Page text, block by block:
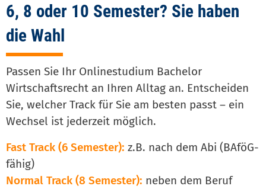
6, 8 oder 10 Semester? Sie haben
die Wahl
Passen Sie Ihr Onlinestudium Bachelor
Wirtschaftsrecht an Ihren Alltag an. Entscheiden
Sie, welcher Track für Sie am besten passt – ein
Wechsel ist jederzeit möglich.
Fast Track (6 Semester): z.B. nach dem Abi (BAföG-
fähig)
Normal Track (8 Semester): neben dem Beruf